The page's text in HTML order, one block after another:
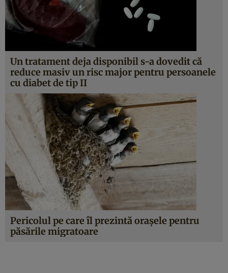
Un tratament deja disponibil s-a dovedit că
reduce masiv un risc major pentru persoanele
cu diabet de tip II
Pericolul pe care îl prezintă oraşele pentru
păsările migratoare